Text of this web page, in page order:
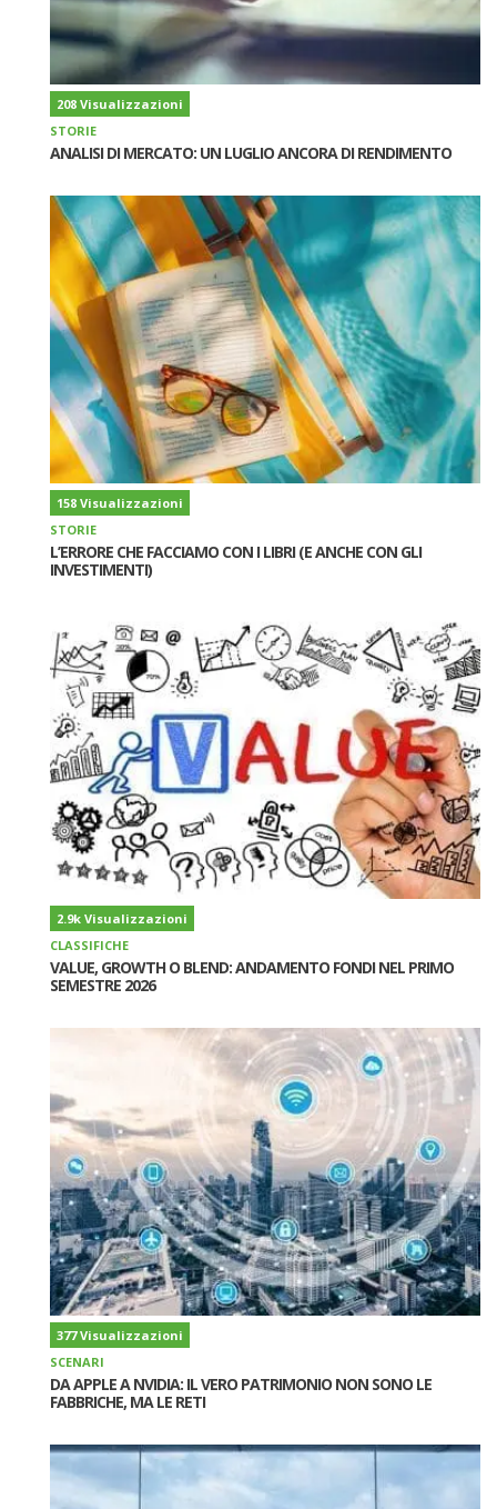
208 Visualizzazioni
STORIE
ANALISI DI MERCATO: UN LUGLIO ANCORA DI RENDIMENTO
158 Visualizzazioni
STORIE
L’ERRORE CHE FACCIAMO CON I LIBRI (E ANCHE CON GLI
INVESTIMENTI)
2.9k Visualizzazioni
CLASSIFICHE
VALUE, GROWTH O BLEND: ANDAMENTO FONDI NEL PRIMO
SEMESTRE 2026
377 Visualizzazioni
SCENARI
DA APPLE A NVIDIA: IL VERO PATRIMONIO NON SONO LE
FABBRICHE, MA LE RETI